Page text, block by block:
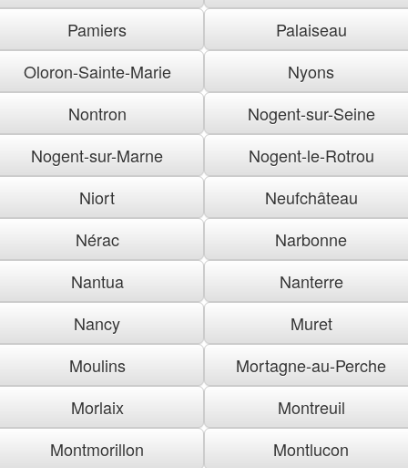
Pamiers
Palaiseau
Oloron-Sainte-Marie
Nyons
Nontron
Nogent-sur-Seine
Nogent-sur-Marne
Nogent-le-Rotrou
Niort
Neufchâteau
Nérac
Narbonne
Nantua
Nanterre
Nancy
Muret
Moulins
Mortagne-au-Perche
Morlaix
Montreuil
Montmorillon
Montlucon